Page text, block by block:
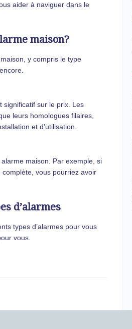
aider à naviguer dans le
maison?
y compris le type
significatif sur le prix. Les
leurs homologues filaires,
et d’utilisation.
maison. Par exemple, si
vous pourriez avoir
d’alarmes
types d’alarmes pour vous
vous.